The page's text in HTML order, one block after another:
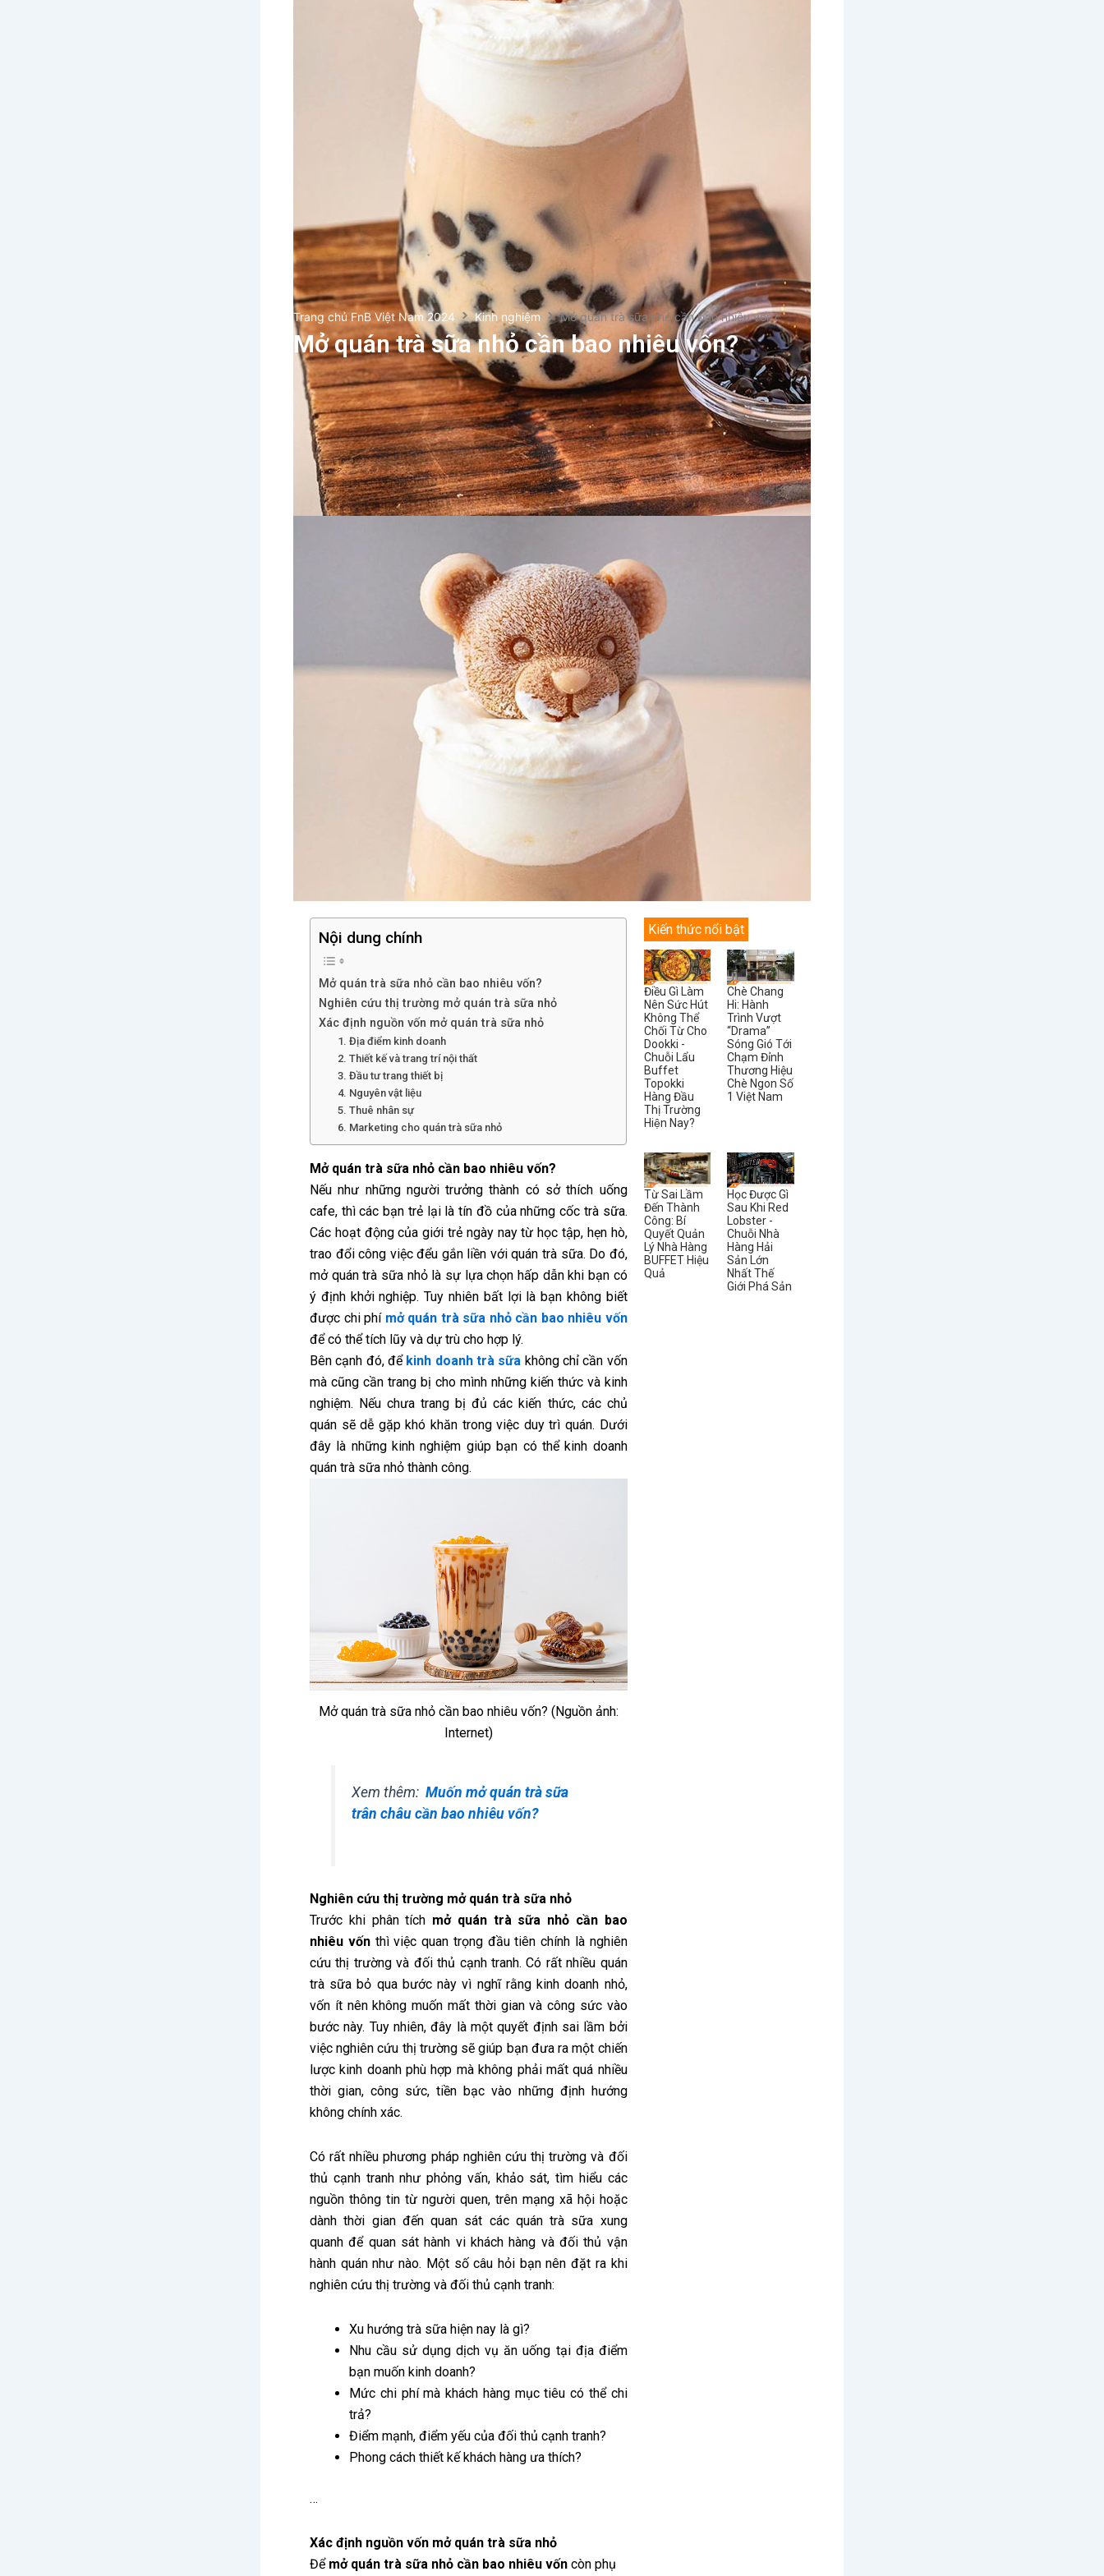
Trang chủ FnB Việt Nam 2024 Kinh nghiệm Mở quán trà sữa nhỏ cần bao nhiêu vốn?
Mở quán trà sữa nhỏ cần bao nhiêu vốn?
Nội dung chính
Mở quán trà sữa nhỏ cần bao nhiêu vốn?
Nghiên cứu thị trường mở quán trà sữa nhỏ
Xác định nguồn vốn mở quán trà sữa nhỏ
1. Địa điểm kinh doanh
2. Thiết kế và trang trí nội thất
3. Đầu tư trang thiết bị
4. Nguyên vật liệu
5. Thuê nhân sự
6. Marketing cho quán trà sữa nhỏ
Mở quán trà sữa nhỏ cần bao nhiêu vốn?
Nếu như những người trưởng thành có sở thích uống
cafe, thì các bạn trẻ lại là tín đồ của những cốc trà sữa.
Các hoạt động của giới trẻ ngày nay từ học tập, hẹn hò,
trao đổi công việc đểu gắn liền với quán trà sữa. Do đó,
mở quán trà sữa nhỏ là sự lựa chọn hấp dẫn khi bạn có
ý định khởi nghiệp. Tuy nhiên bất lợi là bạn không biết
được chi phí mở quán trà sữa nhỏ cần bao nhiêu vốn
để có thể tích lũy và dự trù cho hợp lý.
Bên cạnh đó, để kinh doanh trà sữa không chỉ cần vốn
mà cũng cần trang bị cho mình những kiến thức và kinh
nghiệm. Nếu chưa trang bị đủ các kiến thức, các chủ
quán sẽ dễ gặp khó khăn trong việc duy trì quán. Dưới
đây là những kinh nghiệm giúp bạn có thể kinh doanh
quán trà sữa nhỏ thành công.
Mở quán trà sữa nhỏ cần bao nhiêu vốn? (Nguồn ảnh:
Internet)
Xem thêm:Muốn mở quán trà sữa
trân châu cần bao nhiêu vốn?
Nghiên cứu thị trường mở quán trà sữa nhỏ
Trước khi phân tích mở quán trà sữa nhỏ cần bao
nhiêu vốnthì việc quan trọng đầu tiên chính là nghiên
cứu thị trường và đối thủ cạnh tranh. Có rất nhiều quán
trà sữa bỏ qua bước này vì nghĩ rằng kinh doanh nhỏ,
vốn ít nên không muốn mất thời gian và công sức vào
bước này. Tuy nhiên, đây là một quyết định sai lầm bởi
việc nghiên cứu thị trường sẽ giúp bạn đưa ra một chiến
lược kinh doanh phù hợp mà không phải mất quá nhiều
thời gian, công sức, tiền bạc vào những định hướng
không chính xác.
Có rất nhiều phương pháp nghiên cứu thị trường và đối
thủ cạnh tranh như phỏng vấn, khảo sát, tìm hiểu các
nguồn thông tin từ người quen, trên mạng xã hội hoặc
dành thời gian đến quan sát các quán trà sữa xung
quanh để quan sát hành vi khách hàng và đối thủ vận
hành quán như nào. Một số câu hỏi bạn nên đặt ra khi
nghiên cứu thị trường và đối thủ cạnh tranh:
Xu hướng trà sữa hiện nay là gì?
Nhu cầu sử dụng dịch vụ ăn uống tại địa điểm
bạn muốn kinh doanh?
Mức chi phí mà khách hàng mục tiêu có thể chi
trả?
Điểm mạnh, điểm yếu của đối thủ cạnh tranh?
Phong cách thiết kế khách hàng ưa thích?
…
Xác định nguồn vốn mở quán trà sữa nhỏ
Để mở quán trà sữa nhỏ cần bao nhiêu vốn còn phụ
Kiến thức nổi bật
Điều Gì Làm
Nên Sức Hút
Không Thể
Chối Từ Cho
Dookki -
Chuỗi Lẩu
Buffet
Topokki
Hàng Đầu
Thị Trường
Hiện Nay?
Chè Chang
Hi: Hành
Trình Vượt
“Drama”
Sóng Gió Tới
Chạm Đỉnh
Thương Hiệu
Chè Ngon Số
1 Việt Nam
Từ Sai Lầm
Đến Thành
Công: Bí
Quyết Quản
Lý Nhà Hàng
BUFFET Hiệu
Quả
Học Được Gì
Sau Khi Red
Lobster -
Chuỗi Nhà
Hàng Hải
Sản Lớn
Nhất Thế
Giới Phá Sản